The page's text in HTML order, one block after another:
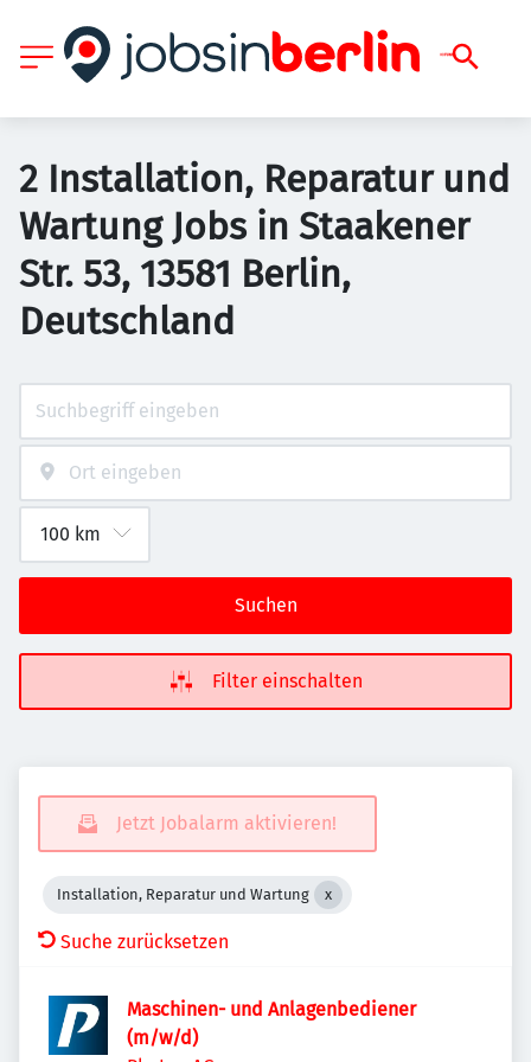
2 Installation, Reparatur und
Wartung Jobs in Staakener
Str. 53, 13581 Berlin,
Deutschland
Suchen
Filter einschalten
Jetzt Jobalarm aktivieren!
Installation, Reparatur und Wartung
Suche zurücksetzen
Maschinen- und Anlagenbediener
(m/w/d)